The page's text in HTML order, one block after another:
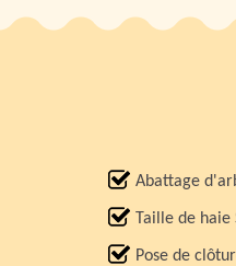
Abattage
Taille de
Pose de